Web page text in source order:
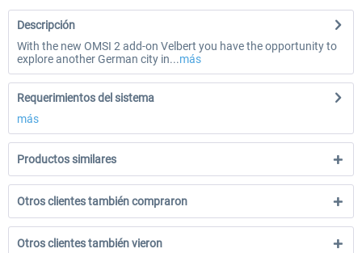
Descripción
With the new OMSI 2 add-on Velbert you have the opportunity to
explore another German city in...más
Requerimientos del sistema
más
Productos similares
Otros clientes también compraron
Otros clientes también vieron